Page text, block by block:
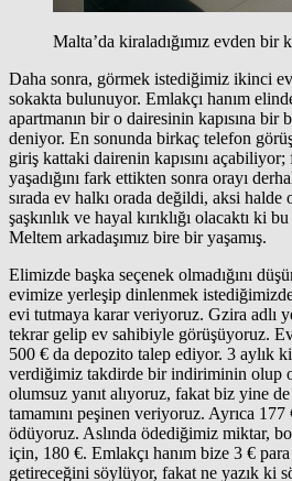
Malta’da kiraladığımız evden bir
Daha sonra, görmek istediğimiz ikinci
sokakta bulunuyor. Emlakçı hanım
apartmanın bir o dairesinin kapısına bir
deniyor. En sonunda birkaç telefon
giriş kattaki dairenin kapısını
yaşadığını fark ettikten sonra orayı
sırada ev halkı orada değildi, aksi
şaşkınlık ve hayal kırıklığı olacaktı ki
Meltem arkadaşımız bire bir yaşamış.
Elimizde başka seçenek olmadığını
evimize yerleşip dinlenmek
evi tutmaya karar veriyoruz. Gzira adlı
tekrar gelip ev sahibiyle görüşüyoruz.
500 € da depozito talep ediyor. 3 aylık
verdiğimiz takdirde bir indiriminin olup
olumsuz yanıt alıyoruz, fakat biz yine
tamamını peşinen veriyoruz. Ayrıca 177
ödüyoruz. Aslında ödediğimiz miktar,
için, 180 €. Emlakçı hanım bize 3 €
getireceğini söylüyor, fakat ne yazık ki